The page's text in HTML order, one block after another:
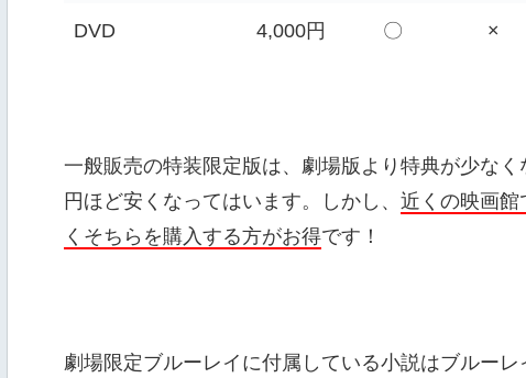
DVD 4,000円 〇 ×
一般販売の特装限定版は、劇場版より特典が少な
円ほど安くなってはいます。しかし、 近くの映画館
くそちらを購入する方がお得です！
劇場限定ブルーレイに付属している小説はブルー